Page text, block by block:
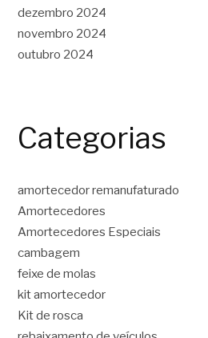
dezembro 2024
novembro 2024
outubro 2024
Categorias
amortecedor remanufaturado
Amortecedores
Amortecedores Especiais
cambagem
feixe de molas
kit amortecedor
Kit de rosca